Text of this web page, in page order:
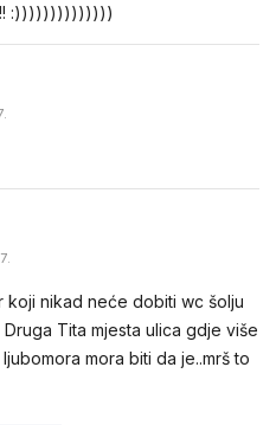
:))))))))))))))
koji nikad neće dobiti wc šolju
Tita mjesta ulica gdje više
mora biti da je..mrš to